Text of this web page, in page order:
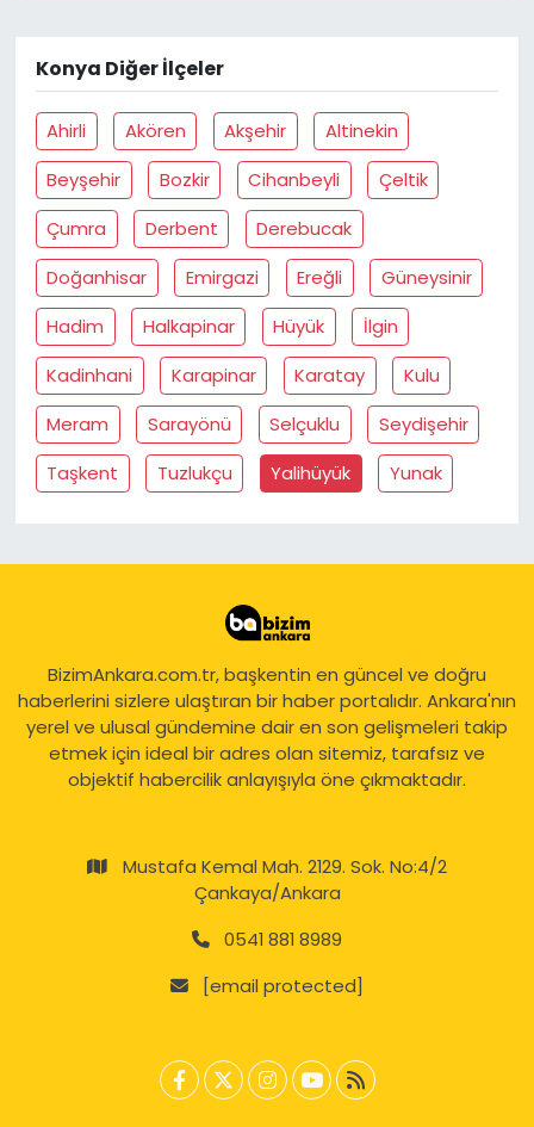
Konya Diğer İlçeler
Ahirli Akören Akşehir
Altinekin
Beyşehir
Bozkir Cihanbeyli
Çeltik
Çumra
Derbent
Derebucak
Doğanhisar
Emirgazi Ereğli
Güneysinir
Hadim
Halkapinar Hüyük
İlgin
Kadinhani
Karapinar Karatay
Kulu
Meram
Sarayönü Selçuklu
Seydişehir
Taşkent
Tuzlukçu Yalihüyük Yunak
BizimAnkara.com.tr, başkentin en güncel ve doğru
haberlerini sizlere ulaştıran bir haber portalıdır. Ankara'nın
yerel ve ulusal gündemine dair en son gelişmeleri takip
etmek için ideal bir adres olan sitemiz, tarafsız ve
objektif habercilik anlayışıyla öne çıkmaktadır.
Mustafa Kemal Mah. 2129. Sok. No:4/2
Çankaya/Ankara
0541 881 8989
[email protected]